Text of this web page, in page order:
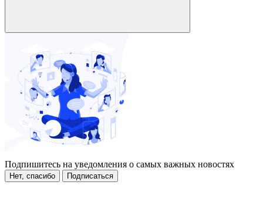
Подпишитесь на уведомления о самых важных новостях
Нет, спасибо Подписаться